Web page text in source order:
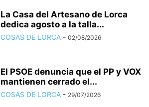
La Casa del Artesano de Lorca
dedica agosto a la talla...
COSAS DE LORCA - 02/08/2026
El PSOE denuncia que el PP y VOX
mantienen cerrado el...
COSAS DE LORCA - 29/07/2026